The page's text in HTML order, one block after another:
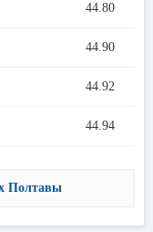
44.80
44.90
44.92
44.94
Полтавы